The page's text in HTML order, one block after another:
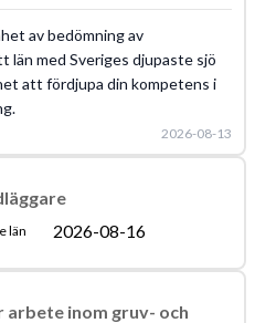
av bedömning av
län med Sveriges djupaste sjö
att fördjupa din kompetens i
2026-08-13
län 2026-08-16
arbete inom gruv- och